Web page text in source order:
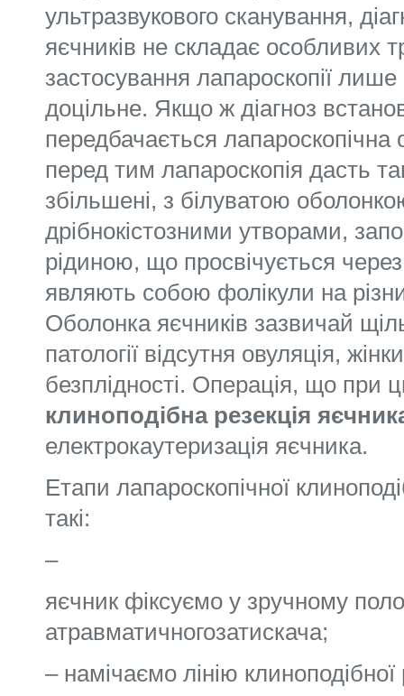
ультразвукового сканування,
яєчників не складає особливих
застосування лапароскопії
доцільне. Якщо ж діагноз
передбачається лапароскопічна
перед тим лапароскопія дасть
збільшені, з білуватою
дрібнокістозними утворами,
рідиною, що просвічується
являють собою фолікули на
Оболонка яєчників зазвичай
патології відсутня овуляція,
безплідності. Операція, що при
клиноподібна резекція
електрокаутеризація яєчника.
Етапи лапароскопічної
такі:
–
яєчник фіксуємо у зручному
атравматичногозатискача;
– намічаємо лінію клиноподібної